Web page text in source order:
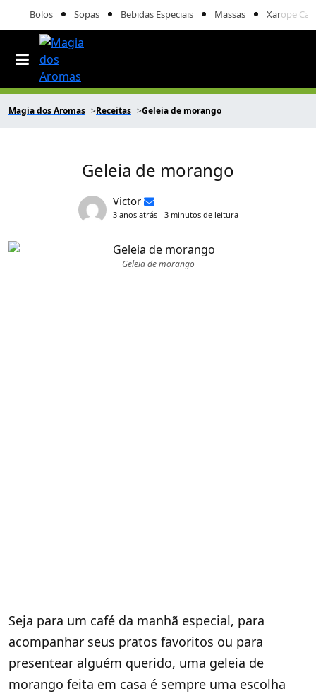
Bolos Sopas Bebidas Especiais Massas Xarope
Magia dos Aromas Receitas Geleia de morango
Geleia de morango
Victor
3 anos atrás - 3 minutos de leitura
Geleia de morango
Seja para um café da manhã especial, para
acompanhar seus pratos favoritos ou para
presentear alguém querido, uma geleia de
morango feita em casa é sempre uma escolha